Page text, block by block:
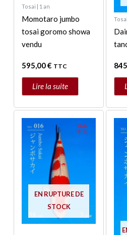
Tosai | 1 an
Momotaro jumbo
tosai goromo showa
vendu
595,00€ TTC
Lire la suite
EN RUPTURE DE
STOCK